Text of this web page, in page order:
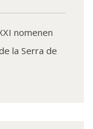
nomenen
la Serra de